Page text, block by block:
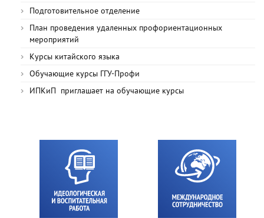
Подготовительное отделение
План проведения удаленных профориентационных
мероприятий
Курсы китайского языка
Обучающие курсы ГГУ-Профи
ИПКиП приглашает на обучающие курсы